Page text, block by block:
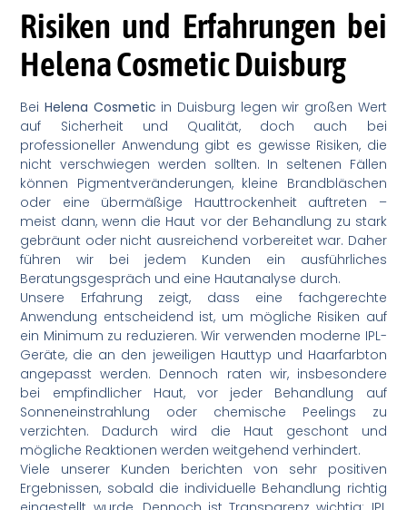
Risiken und Erfahrungen bei
Helena Cosmetic Duisburg
BeiHelena Cosmetic in Duisburg legen wir großen Wert
auf Sicherheit und Qualität, doch auch bei
professioneller Anwendung gibt es gewisse Risiken, die
nicht verschwiegen werden sollten. In seltenen Fällen
können Pigmentveränderungen, kleine Brandbläschen
oder eine übermäßige Hauttrockenheit auftreten –
meist dann, wenn die Haut vor der Behandlung zu stark
gebräunt oder nicht ausreichend vorbereitet war. Daher
führen wir bei jedem Kunden ein ausführliches
Beratungsgespräch und eine Hautanalyse durch.
Unsere Erfahrung zeigt, dass eine fachgerechte
Anwendung entscheidend ist, um mögliche Risiken auf
ein Minimum zu reduzieren. Wir verwenden moderne IPL-
Geräte, die an den jeweiligen Hauttyp und Haarfarbton
angepasst werden. Dennoch raten wir, insbesondere
bei empfindlicher Haut, vor jeder Behandlung auf
Sonneneinstrahlung oder chemische Peelings zu
verzichten. Dadurch wird die Haut geschont und
mögliche Reaktionen werden weitgehend verhindert.
Viele unserer Kunden berichten von sehr positiven
Ergebnissen, sobald die individuelle Behandlung richtig